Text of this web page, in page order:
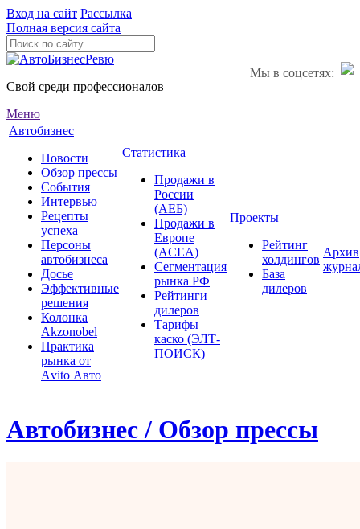
Вход на сайт Рассылка
Полная версия сайта
Мы в соцсетях:
Свой среди профессионалов
Меню
Автобизнес
Новости
Обзор прессы
События
Интервью
Рецепты
успеха
Персоны
автобизнеса
Досье
Эффективные
решения
Колонка
Akzonobel
Практика
рынка от
Аvito Авто
Статистика
Продажи в
России
(АЕБ)
Продажи в
Европе
(ACEA)
Сегментация
рынка РФ
Рейтинги
дилеров
Тарифы
каско (ЭЛТ-
ПОИСК)
Проекты
Рейтинг
холдингов
База
дилеров
Архив
Автобизнес / Обзор прессы